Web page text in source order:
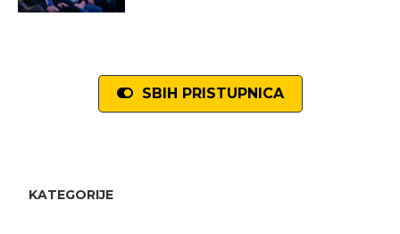
SBIH PRISTUPNICA
KATEGORIJE